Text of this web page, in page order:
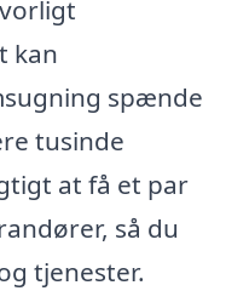
kan
spænde
tusinde
at få et par
så du
tjenester.